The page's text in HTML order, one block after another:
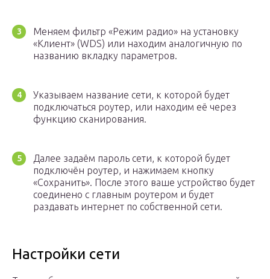
Меняем фильтр «Режим радио» на установку
«Клиент» (WDS) или находим аналогичную по
названию вкладку параметров.
Указываем название сети, к которой будет
подключаться роутер, или находим её через
функцию сканирования.
Далее задаём пароль сети, к которой будет
подключён роутер, и нажимаем кнопку
«Сохранить». После этого ваше устройство будет
соединено с главным роутером и будет
раздавать интернет по собственной сети.
Настройки сети